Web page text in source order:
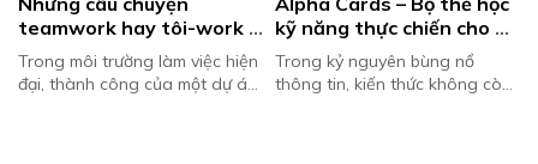
teamwork hay tôi-work –
Giải pháp rèn luyện làm
việc nhóm
Trong môi trường làm việc hiện
đại, thành công của một dự án
kỹ năng thực chiến cho
mọi lứa tuổi
Trong kỷ nguyên bùng nổ
thông tin, kiến thức không còn